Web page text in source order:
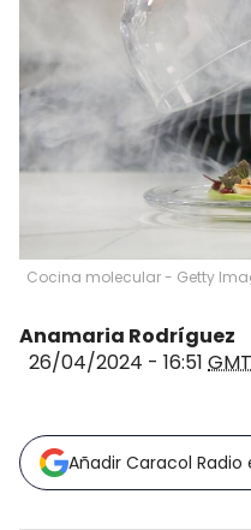
Cocina molecular - Getty
Anamaria Rodríguez
26/04/2024 - 16:51
Añadir Caracol Radio